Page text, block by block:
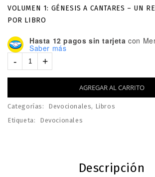
VOLUMEN 1: GÉNESIS A CANTARES – UN
POR LIBRO
Hasta 12 pagos sin tarjeta con
Saber más
AGREGAR AL CARRITO
Categorías: Devocionales, Libros
Etiqueta:
Devocionales
Descripción